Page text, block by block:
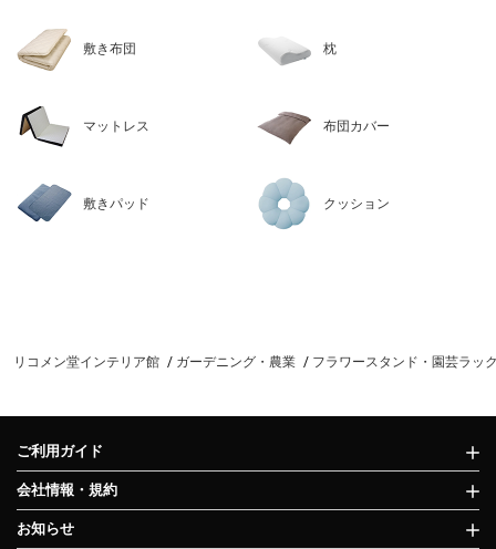
敷き布団 枕
マットレス 布団カバー
敷きパッド クッション
リコメン堂インテリア館 ガーデニング・農業 フラワースタンド・園芸ラッ
ご利用ガイド
会社情報・規約
お知らせ